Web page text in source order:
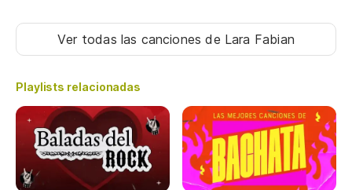
Ver todas las cancionesde Lara Fabian
Playlists relacionadas